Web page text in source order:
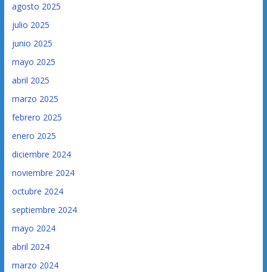
agosto 2025
julio 2025
junio 2025
mayo 2025
abril 2025
marzo 2025
febrero 2025
enero 2025
diciembre 2024
noviembre 2024
octubre 2024
septiembre 2024
mayo 2024
abril 2024
marzo 2024